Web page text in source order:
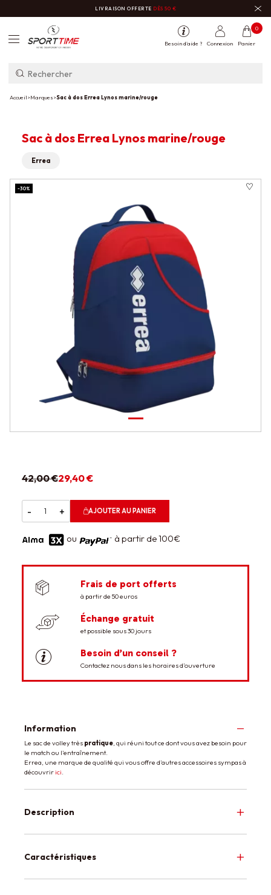
LIVRAISON OFFERTE DÈS 50 €
Besoin d'aide ? Connexion Panier
0
Accueil>Marques>Sac à dos Errea Lynos marine/rouge
42,00 €29,40 €
- + AJOUTER AU PANIER
ou à partir de 100€
Frais de port offerts
à partir de 50 euros
Échange gratuit
et possible sous 30 jours
Besoin d’un conseil ?
Contactez nous dans les horaires d’ouverture
Sac à dos Errea Lynos marine/rouge
Errea
-30%
Information
Le sac de volley très pratique, qui réuni tout ce dont vous avez besoin pour
le match ou l'entraînement.
Errea, une marque de qualité qui vous offre d'autres accessoires sympas à
découvririci.
Description
Caractéristiques